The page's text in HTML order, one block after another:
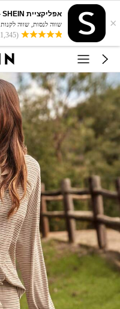
×
אפליקציית SHEIN - מוכן, הכן, סטייל!
שווה לנסות, שווה לקנות
(1,345)